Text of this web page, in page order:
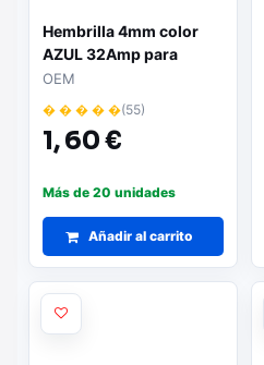
Hembrilla 4mm color
AZUL 32Amp para
Chasis
OEM
� � � � �(55)
1,60 €
Más de 20 unidades
Añadir al carrito